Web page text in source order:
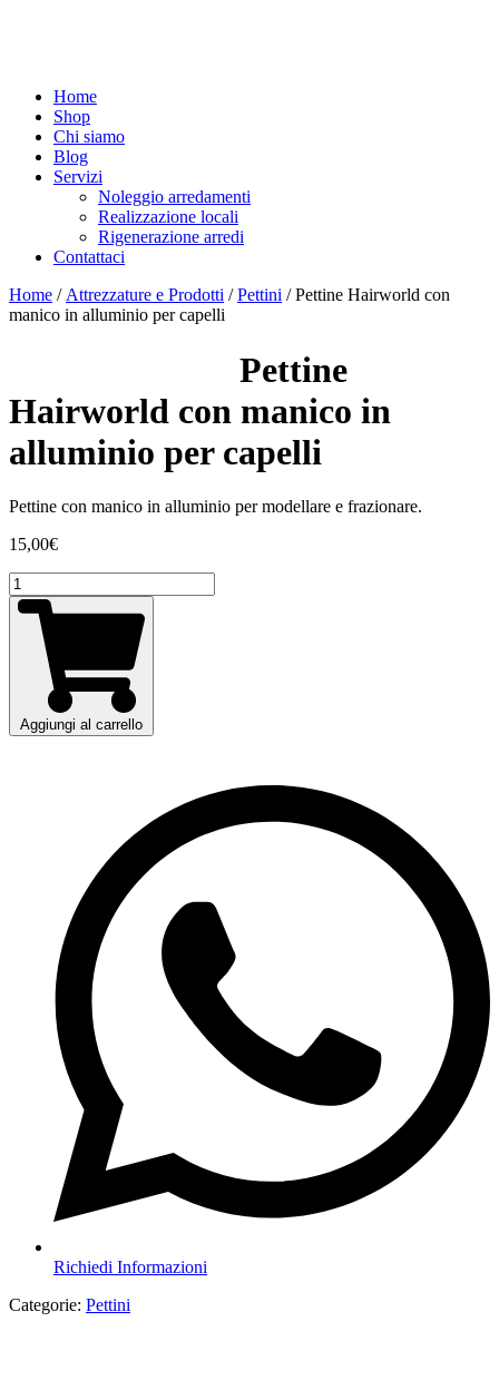
Home
Shop
Chi siamo
Blog
Servizi
Noleggio arredamenti
Realizzazione locali
Rigenerazione arredi
Contattaci
Home / Attrezzature e Prodotti /Pettini / Pettine Hairworld con
manico in alluminio per capelli
Pettine
Hairworld con manico in
alluminio per capelli
Pettine con manico in alluminio per modellare e frazionare.
15,00€
Pettine
Hairworld
manico
alluminio
capelli
quantità
Aggiungi al carrello
Richiedi Informazioni
Categorie: Pettini